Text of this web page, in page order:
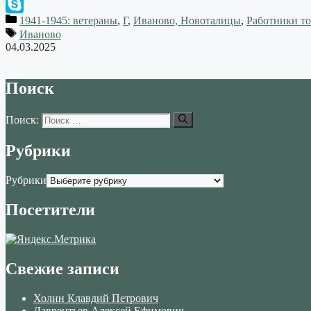
WhatsApp
Skype1941-1945: ветераны, Г, Иваново, Новоталицы, Работники
Иваново
04.03.2025
Поиск
Поиск:
Рубрики
Рубрики
Посетители
Свежие записи
Холин Клавдий Петрович